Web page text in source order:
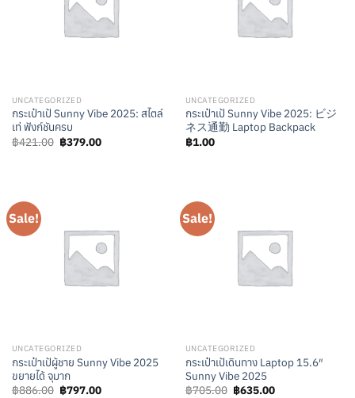
UNCATEGORIZED
กระเป๋าเป้ Sunny Vibe 2025: สไตล์
เท่ ฟังก์ชันครบ
฿421.00 Original
price
฿379.00Current
UNCATEGORIZED
กระเป๋าเป้ Sunny Vibe 2025: ビジ
ネス通勤 Laptop Backpack
฿1.00
Sale!
UNCATEGORIZED
กระเป๋าเป้ผู้ชาย Sunny Vibe 2025
ขยายได้ จุมาก
฿886.00 Original
฿797.00Current
Sale!
UNCATEGORIZED
กระเป๋าเป้เดินทาง Laptop 15.6″
Sunny Vibe 2025
฿705.00 Original
฿635.00Current